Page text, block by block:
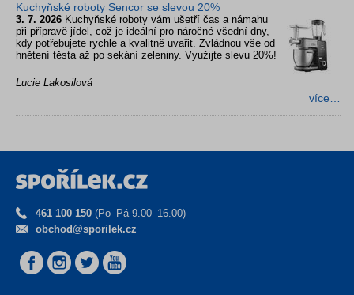
Kuchyňské roboty Sencor se slevou 20%
3. 7. 2026 Kuchyňské roboty vám ušetří čas a námahu
při přípravě jídel, což je ideální pro náročné všední dny,
kdy potřebujete rychle a kvalitně uvařit. Zvládnou vše od
hnětení těsta až po sekání zeleniny. Využijte slevu 20%!
Lucie Lakosilová
více…
461 100 150 (Po–Pá 9.00–16.00)
obchod@sporilek.cz